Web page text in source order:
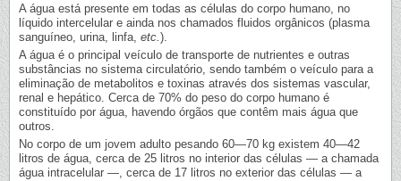
A água está presente em todas as células do corpo humano, no
líquido intercelular e ainda nos chamados fluidos orgânicos (plasma
sanguíneo, urina, linfa, etc. ).
A água é o principal veículo de transporte de nutrientes e outras
substâncias no sistema circulatório, sendo também o veículo para a
eliminação de metabolitos e toxinas através dos sistemas vascular,
renal e hepático. Cerca de 70% do peso do corpo humano é
constituído por água, havendo órgãos que contêm mais água que
outros.
No corpo de um jovem adulto pesando 60—70 kg existem 40—42
litros de água, cerca de 25 litros no interior das células — a chamada
água intracelular —, cerca de 17 litros no exterior das células — a